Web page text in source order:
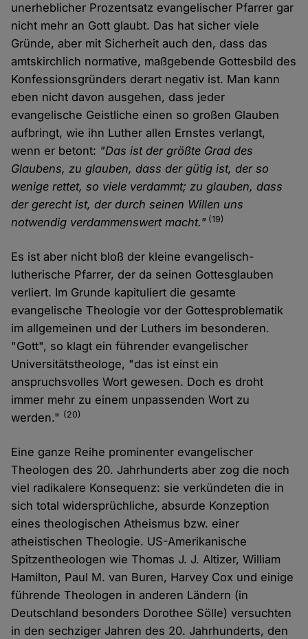
unerheblicher Prozentsatz evangelischer Pfarrer gar
nicht mehr an Gott glaubt. Das hat sicher viele
Gründe, aber mit Sicherheit auch den, dass das
amtskirchlich normative, maßgebende Gottesbild des
Konfessionsgründers derart negativ ist. Man kann
eben nicht davon ausgehen, dass jeder
evangelische Geistliche einen so großen Glauben
aufbringt, wie ihn Luther allen Ernstes verlangt,
wenn er betont: "Das ist der größte Grad des
Glaubens, zu glauben, dass der gütig ist, der so
wenige rettet, so viele verdammt; zu glauben, dass
der gerecht ist, der durch seinen Willen uns
notwendig verdammenswert macht." (19)
Es ist aber nicht bloß der kleine evangelisch-
lutherische Pfarrer, der da seinen Gottesglauben
verliert. Im Grunde kapituliert die gesamte
evangelische Theologie vor der Gottesproblematik
im allgemeinen und der Luthers im besonderen.
"Gott", so klagt ein führender evangelischer
Universitätstheologe, "das ist einst ein
anspruchsvolles Wort gewesen. Doch es droht
immer mehr zu einem unpassenden Wort zu
werden." (20)
Eine ganze Reihe prominenter evangelischer
Theologen des 20. Jahrhunderts aber zog die noch
viel radikalere Konsequenz: sie verkündeten die in
sich total widersprüchliche, absurde Konzeption
eines theologischen Atheismus bzw. einer
atheistischen Theologie. US-Amerikanische
Spitzentheologen wie Thomas J. J. Altizer, William
Hamilton, Paul M. van Buren, Harvey Cox und einige
führende Theologen in anderen Ländern (in
Deutschland besonders Dorothee Sölle) versuchten
in den sechziger Jahren des 20. Jahrhunderts, den